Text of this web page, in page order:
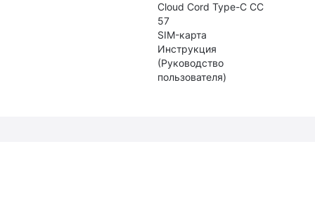
Cloud Cord Type-C CC
57
SIM-карта
Инструкция
(Руководство
пользователя)